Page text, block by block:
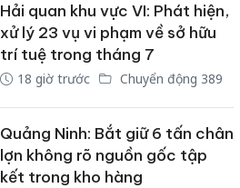
Hải quan khu vực VI: Phát hiện,
xử lý 23 vụ vi phạm về sở hữu
trí tuệ trong tháng 7
18 giờ trước Chuyển động 389
Quảng Ninh: Bắt giữ 6 tấn chân
lợn không rõ nguồn gốc tập
kết trong kho hàng